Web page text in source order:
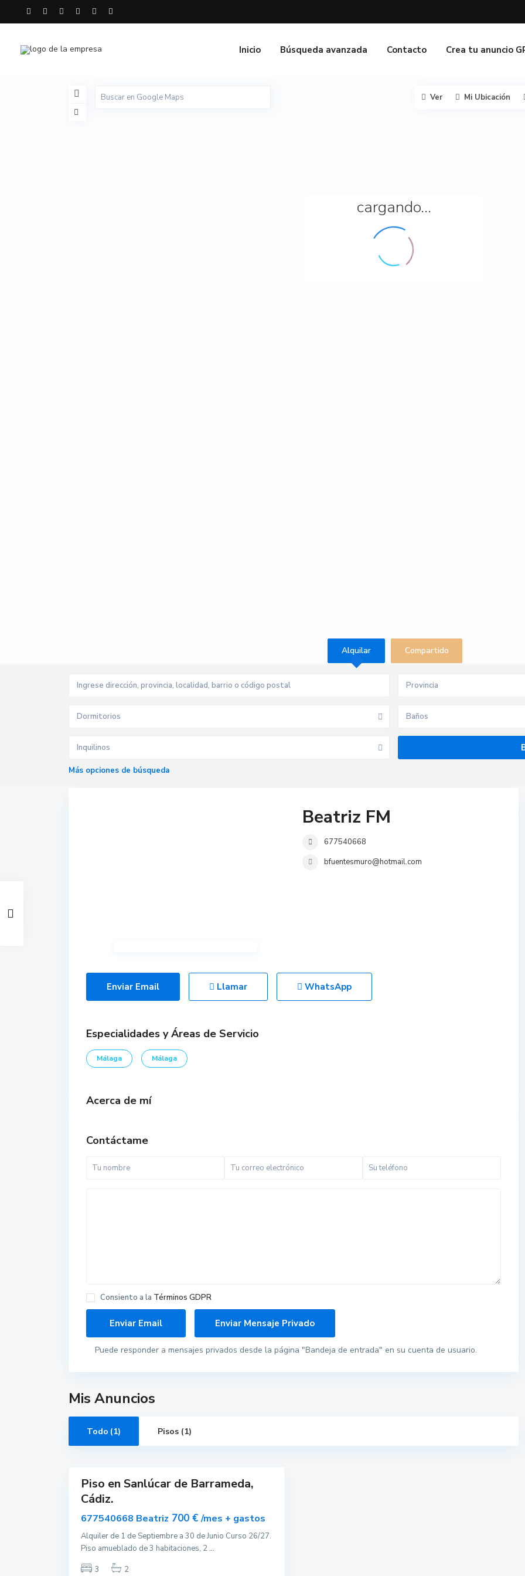
Inicio Búsqueda avanzada Contacto Crea tu anuncio
cargando...
Ver Mi Ubicación
Alquilar Compartido
Provincia
Dormitorios Baños
Inquilinos
Más opciones de búsqueda
Beatriz FM
677540668
bfuentesmuro@hotmail.com
Enviar Email Llamar WhatsApp
Especialidades y Áreas de Servicio
Málaga Málaga
Acerca de mí
Contáctame
Consiento a la Términos GDPR
Puede responder a mensajes privados desde la página "Bandeja de entrada" en su cuenta de usuario.
Mis Anuncios
Todo (1) Pisos (1)
S
B
a
r
Piso en Sanlúcar de Barrameda,
Cádiz.
677540668 Beatriz 700 €/mes + gastos
Alquiler de 1 de Septiembre a 30 de Junio Curso 26/27.
Piso amueblado de 3 habitaciones, 2...
3
2
Contacta con nosotros